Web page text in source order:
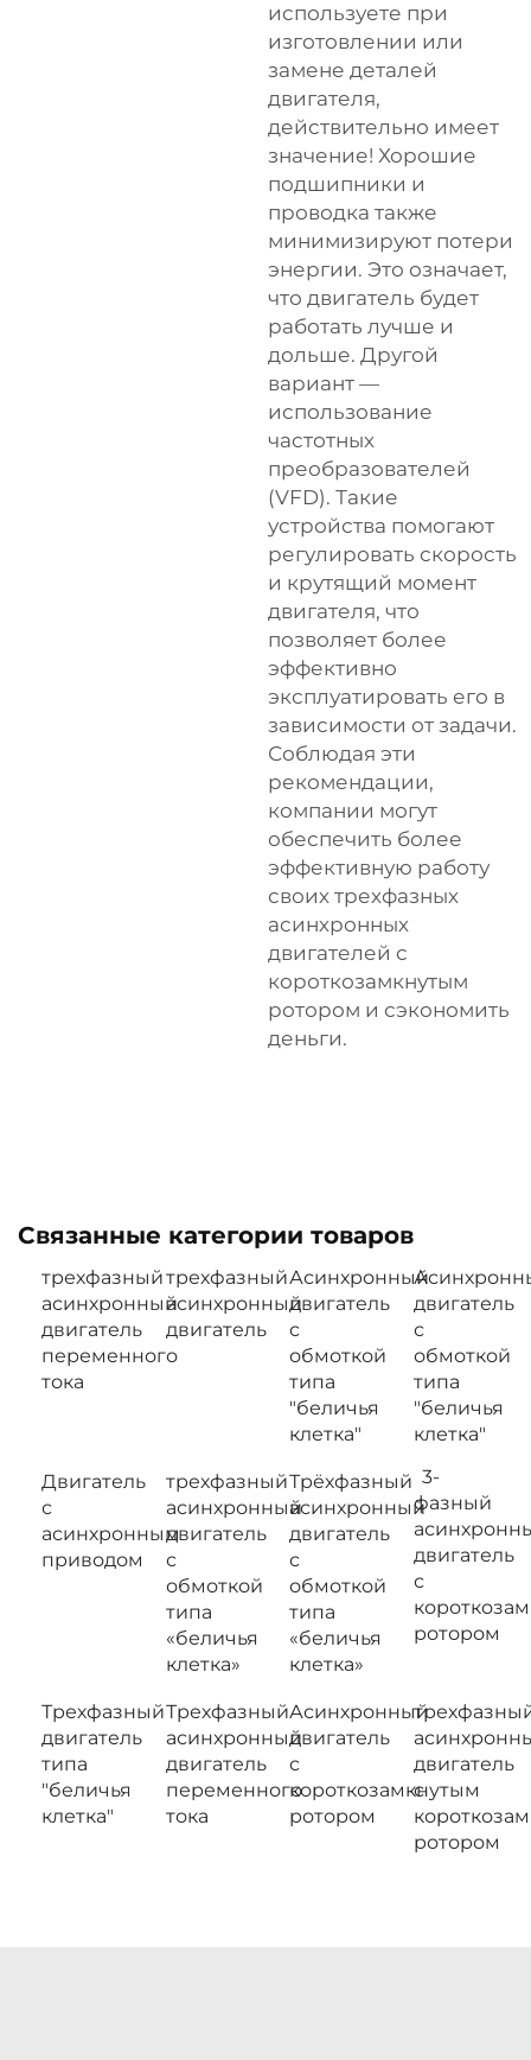
используете при
изготовлении или
замене деталей
двигателя,
действительно имеет
значение! Хорошие
подшипники и
проводка также
минимизируют потери
энергии. Это означает,
что двигатель будет
работать лучше и
дольше. Другой
вариант —
использование
частотных
преобразователей
(VFD). Такие
устройства помогают
регулировать скорость
и крутящий момент
двигателя, что
позволяет более
эффективно
эксплуатировать его в
зависимости от задачи.
Соблюдая эти
рекомендации,
компании могут
обеспечить более
эффективную работу
своих трехфазных
асинхронных
двигателей с
короткозамкнутым
ротором и сэкономить
деньги.
Связанные категории товаров
трехфазный
асинхронный
двигатель
переменного
тока
трехфазный
асинхронный
двигатель
Асинхронный
двигатель
с
обмоткой
типа
"беличья
клетка"
двигатель
с
обмоткой
типа
"беличья
клетка"
Двигатель
с
асинхронным
приводом
трехфазный
асинхронный
двигатель
с
обмоткой
типа
«беличья
клетка»
Трёхфазный
асинхронный
двигатель
с
обмоткой
типа
«беличья
клетка»
3-
фазный
двигатель
с
ротором
Трехфазный
двигатель
типа
"беличья
клетка"
Трехфазный
асинхронный
двигатель
переменного
тока
Асинхронный
двигатель
с
короткозамкнутым
ротором
двигатель
с
ротором